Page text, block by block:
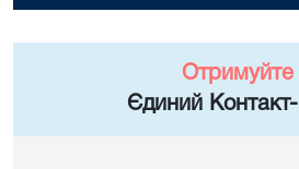
Отримуйте
Єдиний